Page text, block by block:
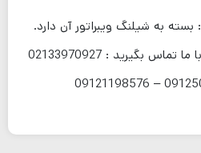
: بسته به شیلنگ ویبراتور آن دارد.
برای قیمت و مشاوره رایگان با ما تماس بگیرید : 02133970927